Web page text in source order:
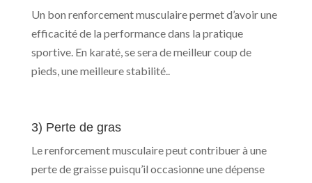
Un bon renforcement musculaire permet d’avoir une
efficacité de la performance dans la pratique
sportive. En karaté, se sera de meilleur coup de
pieds, une meilleure stabilité..
3) Perte de gras
Le renforcement musculaire peut contribuer à une
perte de graisse puisqu’il occasionne une dépense